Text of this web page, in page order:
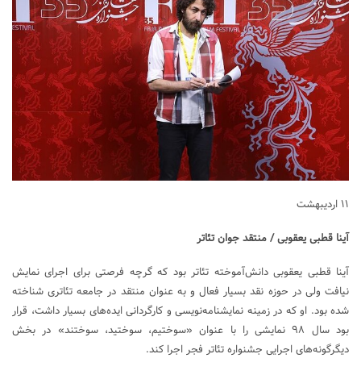
۱۱ اردیبهشت
آینا قطبی یعقوبی / منتقد جوان تئاتر
آینا قطبی یعقوبی دانش‌آموخته تئاتر بود که گرچه فرصتی برای اجرای نمایش
نیافت ولی در حوزه نقد بسیار فعال و به عنوان منتقد در جامعه تئاتری شناخته
شده بود. او که در زمینه نمایشنامه‌نویسی و کارگردانی ایده‌های بسیار داشت، قرار
بود سال ۹۸ نمایشی را با عنوان «سوختیم، سوختید، سوختند» در بخش
دیگرگونه‌های اجرایی جشنواره تئاتر فجر اجرا کند.